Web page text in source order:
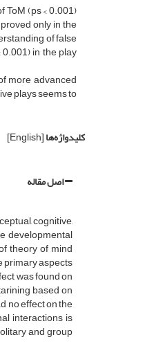
ToM (ps < 0.001)
only in the
of false
in the play
more advanced
plays seems to
کلیدواژه‌ها[English]
اصل مقاله
cognitive,
developmental
theory of mind
primary aspects
was found on
based on
no effect on the
interactions is
and group